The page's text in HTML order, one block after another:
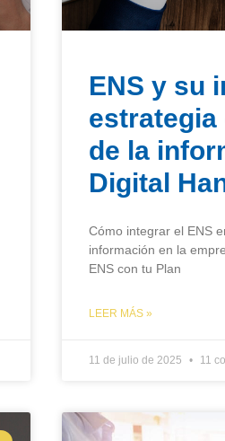
ENS y su
estrategia
de la
Digital
Cómo integrar el ENS
información en la
ENS con tu Plan
LEER MÁS »
11 de julio de 2025 11